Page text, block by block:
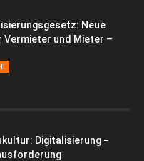
Neue
Vermieter und Mieter –
Digitalisierung −